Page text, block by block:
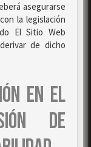
asegurarse
la legislación
El Sitio Web
de dicho
EN EL
DE